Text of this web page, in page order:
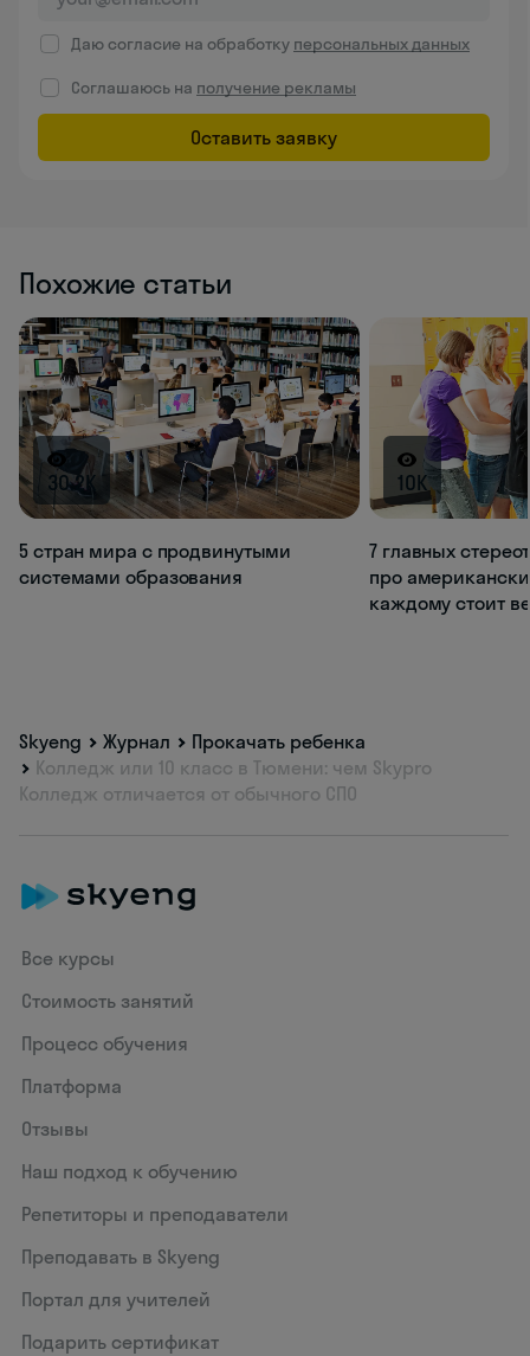
Даю согласие на обработку персональных данных
Соглашаюсь на получение рекламы
Оставить заявку
Похожие статьи
30.2K
5 стран мира с продвинутыми
системами образования
10K
7 главных
про
каждому стоит
Skyeng Журнал
Прокачать ребенка
Колледж или 10 класс в Тюмени: чем Skypro
Колледж отличается от обычного СПО
Все курсы
Стоимость занятий
Процесс обучения
Платформа
Отзывы
Наш подход к обучению
Репетиторы и преподаватели
Преподавать в Skyeng
Портал для учителей
Подарить сертификат